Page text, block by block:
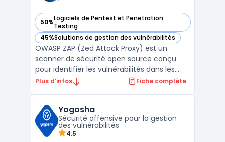
50%Logiciels de Pentest et Penetration
Testing
— voir Owast Zap dans cette catégorie
45%Solutions de gestion des vulnérabilités
— voir Owast Zap dans cette catégorie
OWASP ZAP (Zed Attack Proxy) est un
scanner de sécurité open source conçu
pour identifier les vulnérabilités dans les
applications web. Développé par OWASP et
HTTP permettant aux testeurs d'inspecter
et de modifier le ...
Plus d’infos Fiche complète
Yogosha
Sécurité offensive pour la gestion
des vulnérabilités
4.5